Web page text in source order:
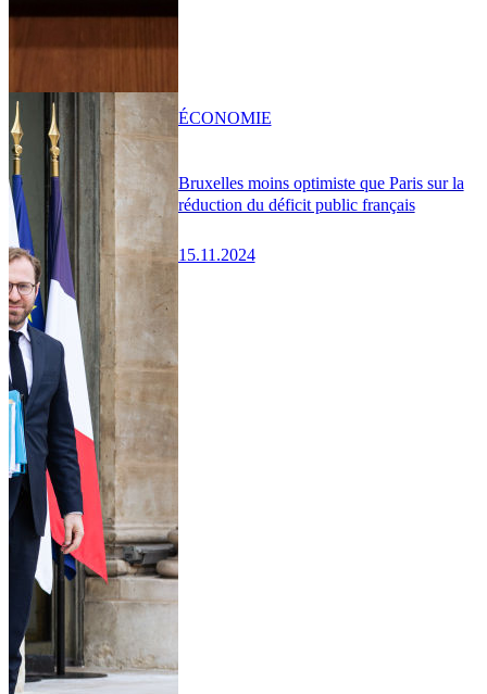
Bruxelles moins optimiste que Paris sur la
réduction du déficit public français
15.11.2024
ÉCONOMIE